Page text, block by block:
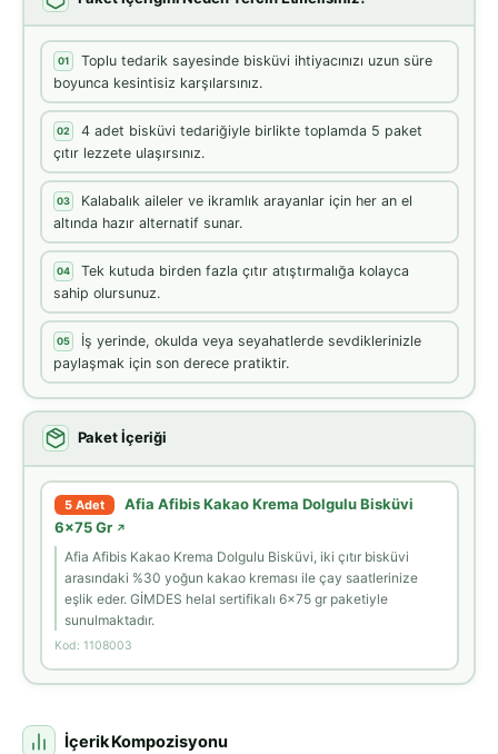
01
Toplu tedarik sayesinde bisküvi ihtiyacınızı uzun süre
boyunca kesintisiz karşılarsınız.
02
4 adet bisküvi tedariğiyle birlikte toplamda 5 paket
çıtır lezzete ulaşırsınız.
03
Kalabalık aileler ve ikramlık arayanlar için her an el
altında hazır alternatif sunar.
04
Tek kutuda birden fazla çıtır atıştırmalığa kolayca
sahip olursunuz.
05
İş yerinde, okulda veya seyahatlerde sevdiklerinizle
paylaşmak için son derece pratiktir.
Paket İçeriği
5 Adet
Afia Afibis Kakao Krema Dolgulu Bisküvi
6x75 Gr ↗
Afia Afibis Kakao Krema Dolgulu Bisküvi, iki çıtır bisküvi
arasındaki %30 yoğun kakao kreması ile çay saatlerinize
eşlik eder. GİMDES helal sertifikalı 6x75 gr paketiyle
sunulmaktadır.
Kod: 1108003
İçerik Kompozisyonu